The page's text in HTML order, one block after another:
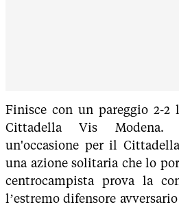
Finisce con un pareggio 2-2
Cittadella Vis
un'occasione per il
una azione solitaria che lo
centrocampista prova la
l’estremo difensore